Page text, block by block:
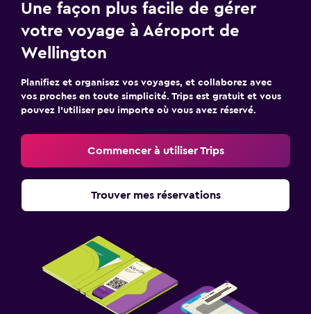
Une façon plus facile de gérer
votre voyage à Aéroport de
Wellington
Planifiez et organisez vos voyages, et collaborez avec
vos proches en toute simplicité. Trips est gratuit et vous
pouvez l’utiliser peu importe où vous avez réservé.
Commencer à utiliser Trips
Trouver mes réservations